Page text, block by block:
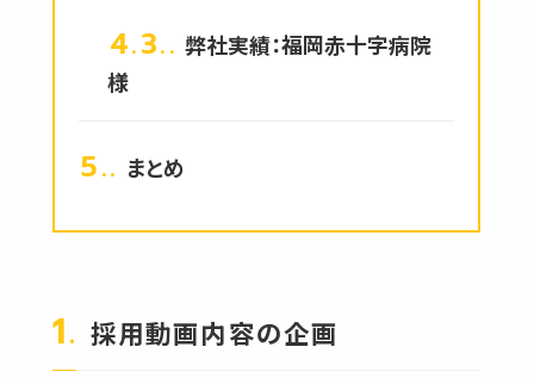
4.3.
弊社実績：福岡赤十字病院
様
5. まとめ
採用動画内容の企画